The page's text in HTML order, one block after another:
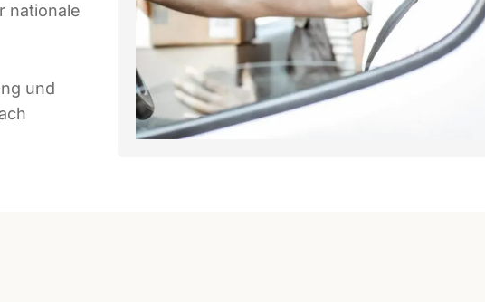
nationale
und